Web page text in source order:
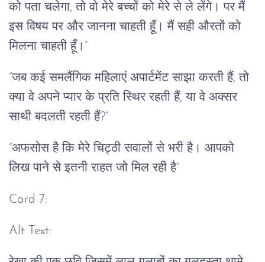
को पता चलेगा, तो वो मेरे बच्चों को मेरे से ले लेंगे। पर मैं
इस विषय पर और जानना चाहती हूँ। मैं सही औरतों को
मिलना चाहती हूँ।”
“जब कई समलैंगिक महिलाएं अपार्टमेंट साझा करती हैं, तो
क्या वे अपने प्यार के प्रति स्थिर रहती हैं, या वे अक्सर
साथी बदलती रहती हैं?”
“अफसोस है कि मेरे चिट्ठी सवालों से भरी है। आपको
लिख पाने से इतनी राहत जो मिल रही है”
Card 7:
Alt Text: